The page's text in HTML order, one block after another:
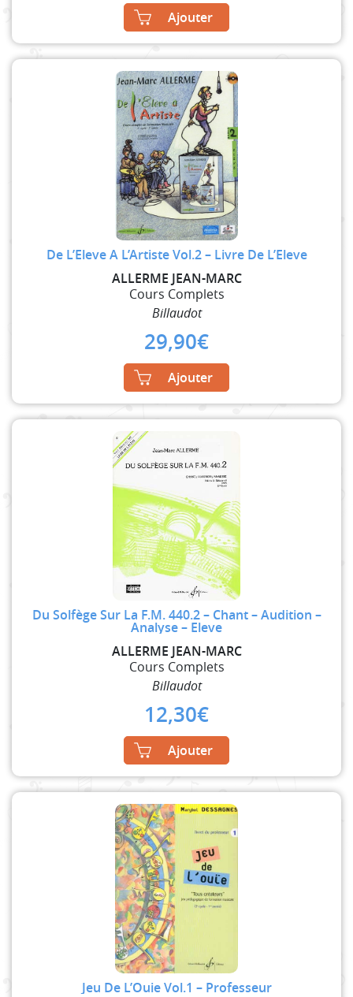
Ajouter
De L’Eleve A L’Artiste Vol.2 – Livre De L’Eleve
ALLERME JEAN-MARC
Cours Complets
Billaudot
29,90€
Ajouter
Du Solfège Sur La F.M. 440.2 – Chant – Audition –
Analyse – Eleve
ALLERME JEAN-MARC
Cours Complets
Billaudot
12,30€
Ajouter
Jeu De L’Ouie Vol.1 – Professeur